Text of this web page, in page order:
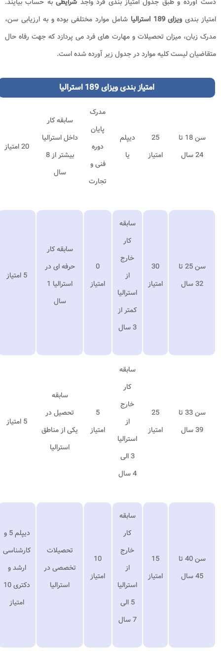
امتیاز بندیویزای 189 استرالیا
شامل موارد مختلفی بوده و به ارزیابی سن،
مدرک زبان، میزان تحصیلات و مهارت های فرد می پردازد که جهت رفاه حال
متقاضیان لیست کلیه موارد در جدول زیر آورده شده است.
امتیاز بندی ویزای 189 استرالیا
سن 18 تا
24 سال
25
امتیاز
دیپلم
یا
مدرک
پایان
دوره
فنی و
تجارت
سابقه کار
داخل استرالیا
بیشتر از 8
سال
20 امتیاز
سن 25 تا
32 سال
30
امتیاز
سابقه
کار
خارج
از
استرالیا
کمتر از
3 سال
0
امتیاز
سابقه کار
حرفه ای در
استرالیا 1
سال
5 امتیاز
سن 33 تا
39 سال
25
امتیاز
سابقه
کار
خارج
از
استرالیا
3 الی
4 سال
5
امتیاز
سابقه
تحصیل در
یکی از مناطق
استرالیا
5 امتیاز
سن 40 تا
45 سال
15
امتیاز
سابقه
کار
خارج
از
استرالیا
5 الی
7 سال
10
امتیاز
تحصیلات
تخصصی در
استرالیا
دیپلم 5 و
کارشناسی
ارشد و
دکتری 10
امتیاز